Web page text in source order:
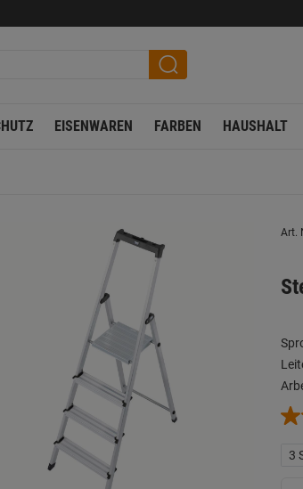
EISENWAREN FARBEN HAUSHALT
Art.
3